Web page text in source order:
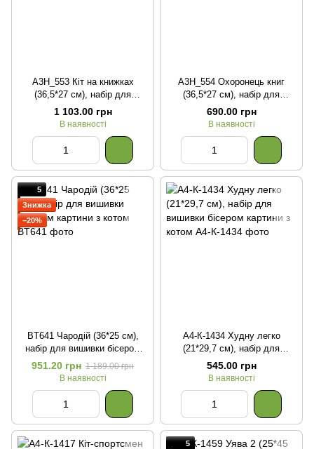
А3Н_553 Кіт на книжках
(36,5*27 см), набір для
вишивки бісером картини
1 103.00 грн
В наявності
А3Н_554 Охоронець книг
(36,5*27 см), набір для
вишивки бісером картини з
690.00 грн
В наявності
5
Знижка
−20%
BT641 Чародій (36*25 см),
набір для вишивки бісером
картини з котом
951.20 грн 1 189.00 грн
В наявності
А4-К-1434 Худну легко
(21*29,7 см), набір для
вишивки бісером картини з
котом
545.00 грн
В наявності
5